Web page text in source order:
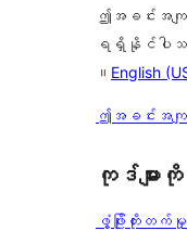
ဤအခင်းအကျင်
ရရှိနိုင်ပါ
။ English
ဤအခင်းအက
ကုဒ်မျာ
ဖွံ့ဖြိုးတိုးတ